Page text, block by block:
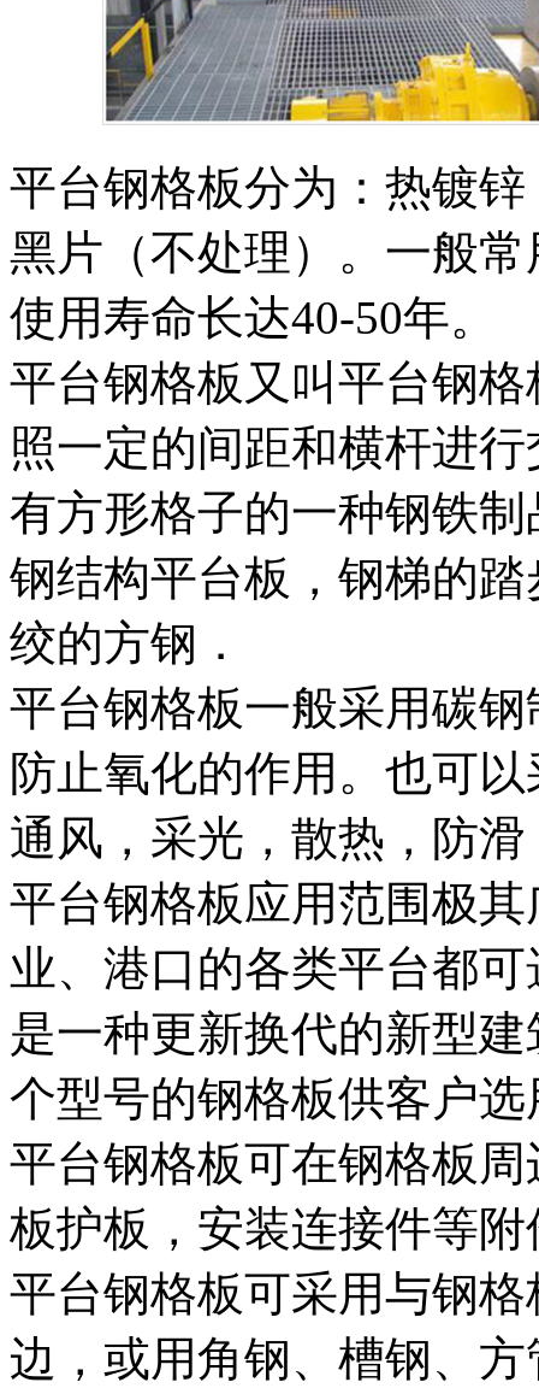
平台钢格板分为：热镀
黑片（不处理）。一般
使用寿命长达40-50年。
平台钢格板又叫平台钢
照一定的间距和横杆进
有方形格子的一种钢铁
钢结构平台板，钢梯的
绞的方钢．
平台钢格板一般采用碳
防止氧化的作用。也可
通风，采光，散热，防
平台钢格板应用范围极
业、港口的各类平台都
是一种更新换代的新型
个型号的钢格板供客户选
平台钢格板可在钢格板
板护板，安装连接件等附
平台钢格板可采用与钢
边，或用角钢、槽钢、